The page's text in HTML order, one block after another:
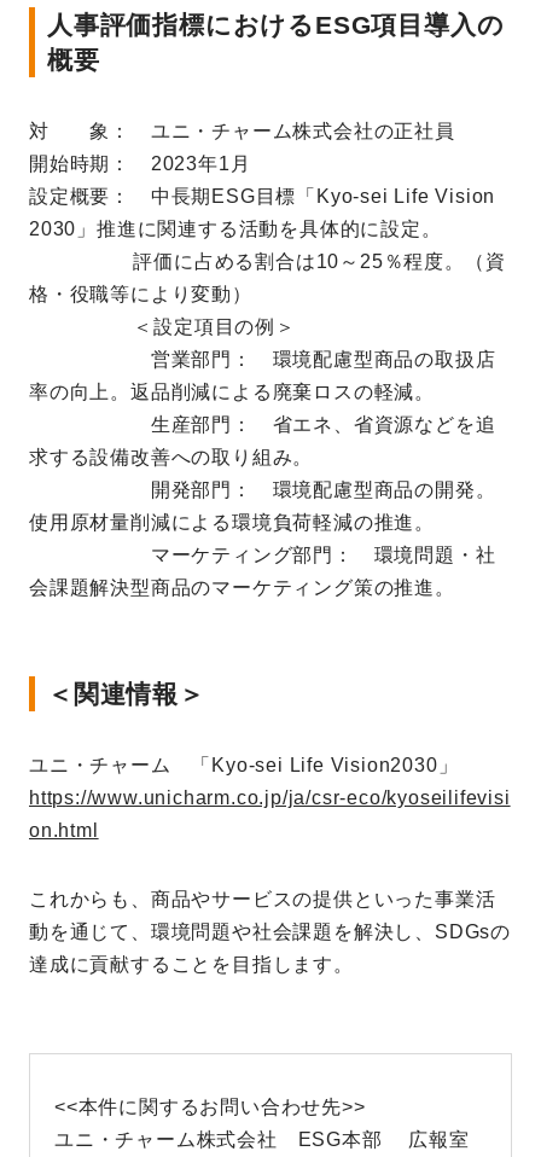
人事評価指標におけるESG項目導入の
概要
対 象： ユニ・チャーム株式会社の正社員
開始時期： 2023年1月
設定概要： 中長期ESG目標「Kyo-sei Life Vision
2030」推進に関連する活動を具体的に設定。
評価に占める割合は10～25％程度。（資
格・役職等により変動）
＜設定項目の例＞
営業部門： 環境配慮型商品の取扱店
率の向上。返品削減による廃棄ロスの軽減。
生産部門： 省エネ、省資源などを追
求する設備改善への取り組み。
開発部門： 環境配慮型商品の開発。
使用原材量削減による環境負荷軽減の推進。
マーケティング部門： 環境問題・社
会課題解決型商品のマーケティング策の推進。
＜関連情報＞
ユニ・チャーム 「Kyo-sei Life Vision2030」
https://www.unicharm.co.jp/ja/csr-eco/kyoseilifevisi
on.html
これからも、商品やサービスの提供といった事業活
動を通じて、環境問題や社会課題を解決し、SDGsの
達成に貢献することを目指します。
<<本件に関するお問い合わせ先>>
ユニ・チャーム株式会社 ESG本部 広報室